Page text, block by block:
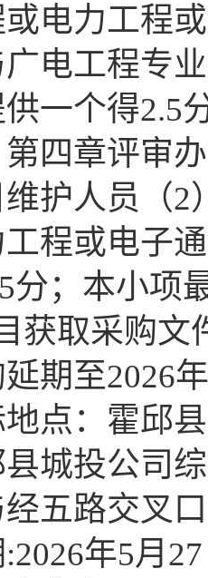
电力工程
电工程专
一个得2.5
四章评审
护人员（2
程或电子
分；本小项
获取采购文
期至2026
点：霍邱
城投公司
五路交叉
:2026年5月